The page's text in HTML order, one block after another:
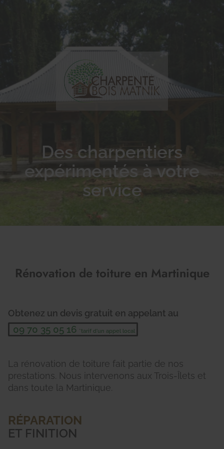
Des charpentiers
expérimentés à votre
service
Rénovation de toiture en Martinique
Obtenez un devis gratuit en appelant au
09 70 35 05 16
La rénovation de toiture fait partie de nos
prestations. Nous intervenons aux Trois-Îlets et
dans toute la Martinique.
RÉPARATION
ET FINITION